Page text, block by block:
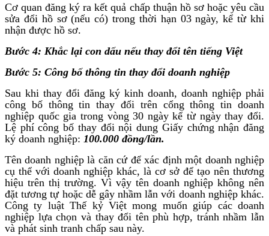
Cơ quan đăng ký ra kết quả chấp thuận hồ sơ hoặc yêu cầu
sửa đổi hồ sơ (nếu có) trong thời hạn 03 ngày, kể từ khi
nhận được hồ sơ.
Bước 4: Khắc lại con dấu nếu thay đổi tên tiếng Việt
Bước 5: Công bố thông tin thay đổi doanh nghiệp
Sau khi thay đổi đăng ký kinh doanh, doanh nghiệp phải
công bố thông tin thay đổi trên cổng thông tin doanh
nghiệp quốc gia trong vòng 30 ngày kể từ ngày thay đổi.
Lệ phí công bố thay đổi nội dung Giấy chứng nhận đăng
ký doanh nghiệp: 100.000 đồng/lần.
Tên doanh nghiệp là căn cứ để xác định một doanh nghiệp
cụ thể với doanh nghiệp khác, là cơ sở để tạo nên thương
hiệu trên thị trường. Vì vậy tên doanh nghiệp không nên
đặt tương tự hoặc dễ gây nhầm lẫn với doanh nghiệp khác.
Công ty luật Thế kỷ Việt mong muốn giúp các doanh
nghiệp lựa chọn và thay đổi tên phù hợp, tránh nhầm lẫn
và phát sinh tranh chấp sau này.